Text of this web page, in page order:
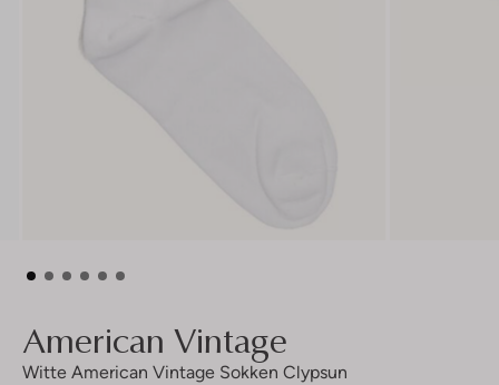
American Vintage
Witte American Vintage Sokken Clypsun